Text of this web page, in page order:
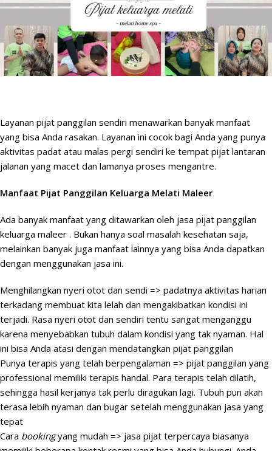
Layanan pijat panggilan sendiri menawarkan banyak manfaat
yang bisa Anda rasakan. Layanan ini cocok bagi Anda yang punya
aktivitas padat atau malas pergi sendiri ke tempat pijat lantaran
jalanan yang macet dan lamanya proses mengantre.
Manfaat Pijat Panggilan Keluarga Melati Maleer
Ada banyak manfaat yang ditawarkan oleh jasa pijat panggilan
keluarga maleer . Bukan hanya soal masalah kesehatan saja,
melainkan banyak juga manfaat lainnya yang bisa Anda dapatkan
dengan menggunakan jasa ini.
Menghilangkan nyeri otot dan sendi => padatnya aktivitas harian
terkadang membuat kita lelah dan mengakibatkan kondisi ini
terjadi. Rasa nyeri otot dan sendiri tentu sangat menganggu
karena menyebabkan tubuh dalam kondisi yang tak nyaman. Hal
ini bisa Anda atasi dengan mendatangkan pijat panggilan
Punya terapis yang telah berpengalaman => pijat panggilan yang
professional memiliki terapis handal. Para terapis telah dilatih,
sehingga hasil kerjanya tak perlu diragukan lagi. Tubuh pun akan
terasa lebih nyaman dan bugar setelah menggunakan jasa yang
tepat
Cara bookingyang mudah => jasa pijat terpercaya biasanya